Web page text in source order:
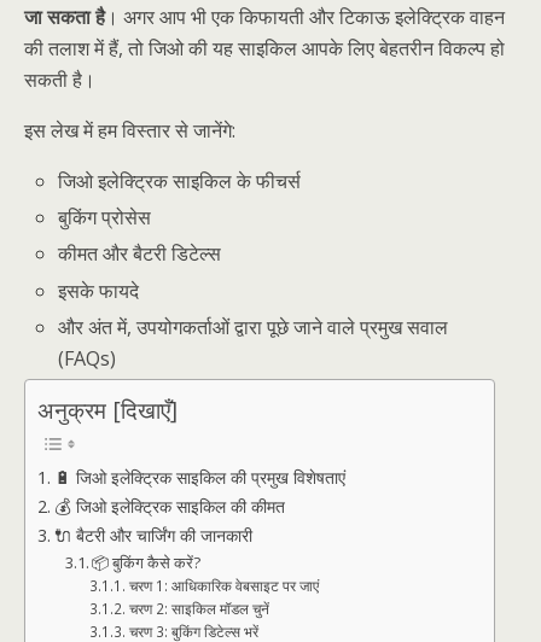
जा सकता है। अगर आप भी एक किफायती और टिकाऊ इलेक्ट्रिक वाहन
की तलाश में हैं, तो जिओ की यह साइकिल आपके लिए बेहतरीन विकल्प हो
सकती है।
इस लेख में हम विस्तार से जानेंगे:
जिओ इलेक्ट्रिक साइकिल के फीचर्स
बुकिंग प्रोसेस
कीमत और बैटरी डिटेल्स
इसके फायदे
और अंत में, उपयोगकर्ताओं द्वारा पूछे जाने वाले प्रमुख सवाल
(FAQs)
अनुक्रम [दिखाएँ]
🔋 जिओ इलेक्ट्रिक साइकिल की प्रमुख विशेषताएं
💰 जिओ इलेक्ट्रिक साइकिल की कीमत
🔌 बैटरी और चार्जिंग की जानकारी
📦 बुकिंग कैसे करें?
चरण 1: आधिकारिक वेबसाइट पर जाएं
चरण 2: साइकिल मॉडल चुनें
चरण 3: बुकिंग डिटेल्स भरें